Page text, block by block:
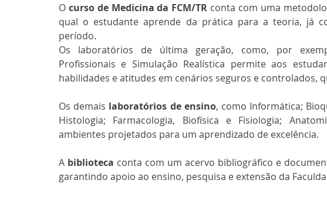
O curso de Medicina da FCM/TR conta com uma
qual o estudante aprende da prática para a teoria, já
período.
Os laboratórios de última geração, como, por
Profissionais e Simulação Realística permite aos
habilidades e atitudes em cenários seguros e controlados,
Os demais laboratórios de ensino, como Informática;
Histologia; Farmacologia, Biofísica e Fisiologia;
ambientes projetados para um aprendizado de excelência.
A biblioteca conta com um acervo bibliográfico e
garantindo apoio ao ensino, pesquisa e extensão da